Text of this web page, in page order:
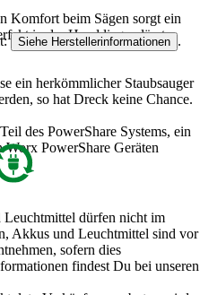
Komfort beim Sägen sorgt ein
in der Hand liegen lässt.
ein herkömmlicher Staubsauger
so hat Dreck keine Chance.
des PowerShare Systems, ein
PowerShare Geräten
Siehe Herstellerinformationen .
Leuchtmittel dürfen nicht im
Akkus und Leuchtmittel sind vor
sofern dies
findest Du bei unseren